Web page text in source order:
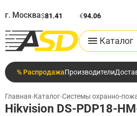
г. Москва$81.41 €94.06
Каталог
% РаспродажаПроизводители
Главная›Каталог›Системы охранно-
Hikvision DS-PDP18-